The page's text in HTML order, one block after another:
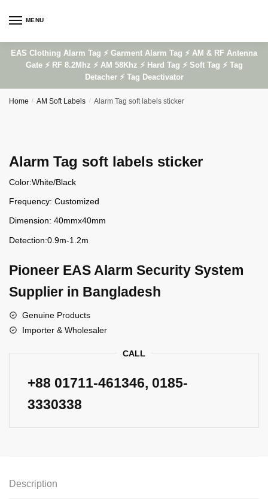
MENU
EAS Clothing Alarm Tag ⚡ Garment Alarm Tag ⚡ AM & RF Antenna
Gate ⚡ RF 8.2Mhz ⚡ AM 58Khz ⚡ Hard Tag ⚡ Soft Tag ⚡ Tag
Detacher ⚡ Tag Deactivator
Home / AM Soft Labels / Alarm Tag soft labels sticker
Alarm Tag soft labels sticker
Color:White/Black
Frequency: Customized
Dimension: 40mmx40mm
Detection:0.9m-1.2m
Pioneer EAS Alarm Security System
Supplier in Bangladesh
Genuine Products
Importer & Wholesaler
CALL
+88 01711-461346, 0185-
3330338
Description